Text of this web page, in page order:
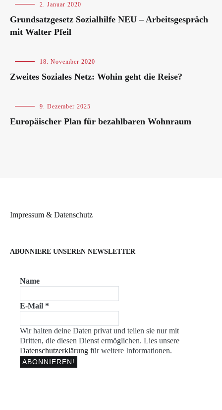
Blog 2. Januar 2020
Grundsatzgesetz Sozialhilfe NEU – Arbeitsgespräch
mit Walter Pfeil
Blog 18. November 2020
Zweites Soziales Netz: Wohin geht die Reise?
Blog ,
9. Dezember 2025
Europäischer Plan für bezahlbaren Wohnraum
Impressum & Datenschutz
ABONNIERE UNSEREN NEWSLETTER
Name
E-Mail *
Wir halten deine Daten privat und teilen sie nur mit
Dritten, die diesen Dienst ermöglichen. Lies unsere
Datenschutzerklärung für weitere Informationen.